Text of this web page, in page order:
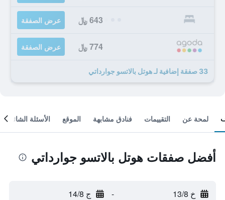
643 ﷼ عرض الصفقة
774 ﷼ عرض الصفقة
33 صفقة إضافية لـ هوتل بالاتسو جوارداتي
لمحة عن التقييمات فنادق مشابهة الموقع الأسئلة الشائعة
أفضل صفقات هوتل بالاتسو جوارداتي
خ 13/8 - ج 14/8